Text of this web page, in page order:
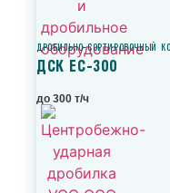
ДРОБИЛЬНО-СОРТИРОВОЧНЫЙ
ДСК ЕС-300
до 300 т/ч